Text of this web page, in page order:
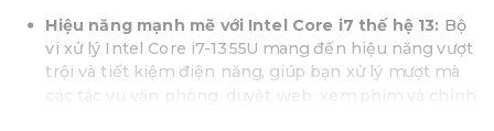
Hiệu năng mạnh mẽ với Intel Core i7 thế hệ 13: Bộ
vi xử lý Intel Core i7-1355U mang đến hiệu năng vượt
trội và tiết kiệm điện năng, giúp bạn xử lý mượt mà
các tác vụ văn phòng, duyệt web, xem phim và chỉnh